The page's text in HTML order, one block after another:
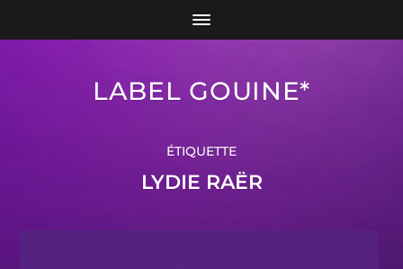
LABEL GOUINE*
ÉTIQUETTE
LYDIE RAËR